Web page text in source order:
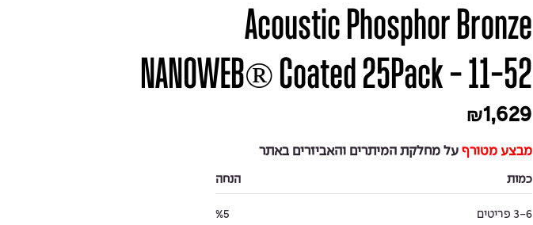
Acoustic Phosphor Bronze
NANOWEB® Coated 25Pack - 11-52
₪1,629
מבצע מטורף על מחלקת המיתרים והאביזרים באתר
כמות הנחה
3-6 פריטים %5